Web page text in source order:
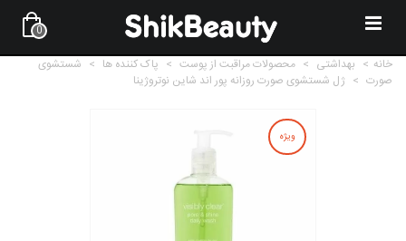
0
خانه > بهداشتی > محصولات مراقبت از پوست > پاک کننده ها > شستشوی
صورت > ژل شستشوی صورت روزانه پور اند شاین نوتروژینا
ویژه